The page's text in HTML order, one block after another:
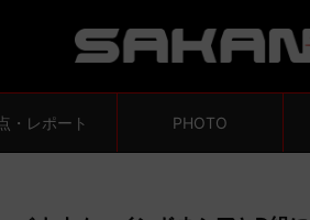
・レポート PHOTO